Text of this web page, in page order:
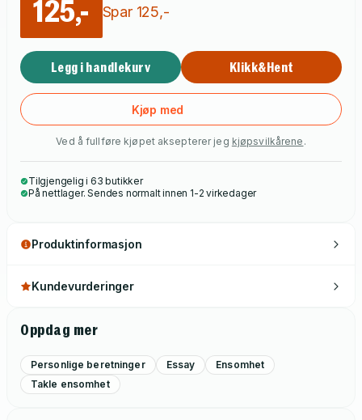
125,- Spar 125,-
Legg i handlekurv Klikk&Hent
Kjøp med
Ved å fullføre kjøpet aksepterer jeg kjøpsvilkårene .
Tilgjengelig i 63 butikker
På nettlager. Sendes normalt innen 1-2 virkedager
Produktinformasjon
Kundevurderinger
Oppdag mer
Personlige beretninger Essay
Ensomhet
Takle ensomhet